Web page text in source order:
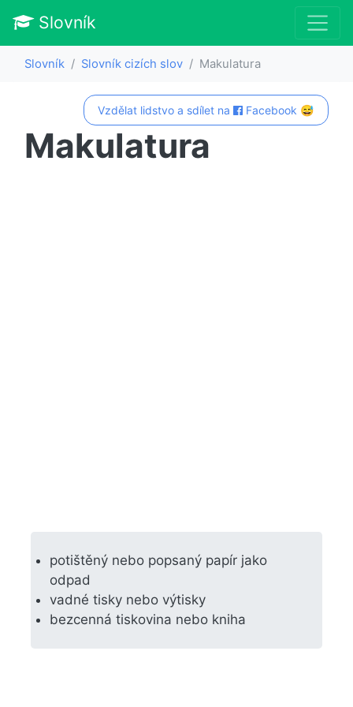
Slovník
Slovník Slovník cizích slov Makulatura
Vzdělat lidstvo a sdílet na Facebook 😅
Makulatura
potištěný nebo popsaný papír jako
odpad
vadné tisky nebo výtisky
bezcenná tiskovina nebo kniha